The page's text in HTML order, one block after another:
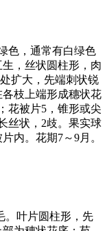
色，通常有白绿色
，丝状圆柱形，肉
扩大，先端刺状锐
枝上端形成穗状花
花被片5，锥形或尖
丝状，2歧。果实球
内。花期7～9月。
。叶片圆柱形，先